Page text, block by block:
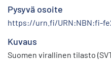
Pysyvä osoite
https://urn.fi/URN:NBN:fi-
Kuvaus
Suomen virallinen tilasto